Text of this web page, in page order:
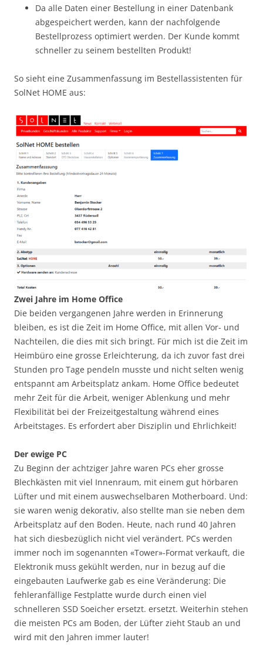
Da alle Daten einer Bestellung in einer Datenbank
abgespeichert werden, kann der nachfolgende
Bestellprozess optimiert werden. Der Kunde kommt
schneller zu seinem bestellten Produkt!
So sieht eine Zusammenfassung im Bestellassistenten für
SolNet HOME aus:
Zwei Jahre im Home Office
Die beiden vergangenen Jahre werden in Erinnerung
bleiben, es ist die Zeit im Home Office, mit allen Vor- und
Nachteilen, die dies mit sich bringt. Für mich ist die Zeit im
Heimbüro eine grosse Erleichterung, da ich zuvor fast drei
Stunden pro Tage pendeln musste und nicht selten wenig
entspannt am Arbeitsplatz ankam. Home Office bedeutet
mehr Zeit für die Arbeit, weniger Ablenkung und mehr
Flexibilität bei der Freizeitgestaltung während eines
Arbeitstages. Es erfordert aber Disziplin und Ehrlichkeit!
Der ewige PC
Zu Beginn der achtziger Jahre waren PCs eher grosse
Blechkästen mit viel Innenraum, mit einem gut hörbaren
Lüfter und mit einem auswechselbaren Motherboard. Und:
sie waren wenig dekorativ, also stellte man sie neben dem
Arbeitsplatz auf den Boden. Heute, nach rund 40 Jahren
hat sich diesbezüglich nicht viel verändert. PCs werden
immer noch im sogenannten «Tower»-Format verkauft, die
Elektronik muss gekühlt werden, nur in bezug auf die
eingebauten Laufwerke gab es eine Veränderung: Die
fehleranfällige Festplatte wurde durch einen viel
schnelleren SSD Soeicher ersetzt. ersetzt. Weiterhin stehen
die meisten PCs am Boden, der Lüfter zieht Staub an und
wird mit den Jahren immer lauter!